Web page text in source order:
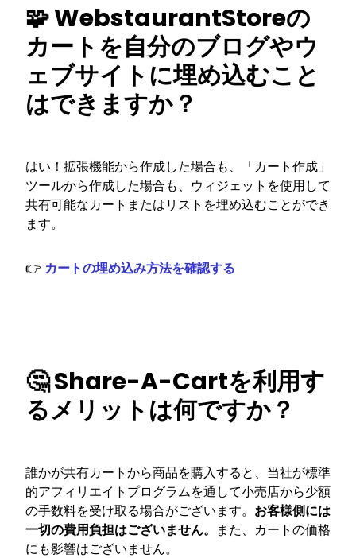
🧩 WebstaurantStoreの
カートを自分のブログやウ
ェブサイトに埋め込むこと
はできますか？
はい！拡張機能から作成した場合も、「カート作成」
ツールから作成した場合も、ウィジェットを使用して
共有可能なカートまたはリストを埋め込むことができ
ます。
👉 カートの埋め込み方法を確認する
🤔 Share-A-Cartを利用す
るメリットは何ですか？
誰かが共有カートから商品を購入すると、当社が標準
的アフィリエイトプログラムを通して小売店から少額
の手数料を受け取る場合がございます。 お客様側には
一切の費用負担はございません。 また、カートの価格
にも影響はございません。